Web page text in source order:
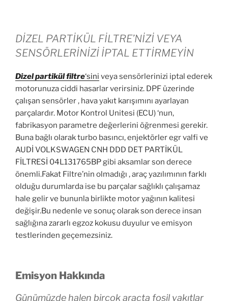
DİZEL PARTİKÜL FİLTRE’NİZİ VEYA
SENSÖRLERİNİZİ İPTAL ETTİRMEYİN
Dizel partikülfiltre‘sini veya sensörlerinizi iptal ederek
motorunuza ciddi hasarlar verirsiniz. DPF üzerinde
çalışan sensörler , hava yakıt karışımını ayarlayan
parçalardır. Motor Kontrol Unitesi (ECU) ‘nun,
fabrikasyon parametre değerlerini öğrenmesi gerekir.
Buna bağlı olarak turbo basıncı, enjektörler egr valfi ve
AUDİ VOLKSWAGEN CNH DDD DET PARTİKÜL
FİLTRESİ 04L131765BP gibi aksamlar son derece
önemli.Fakat Filtre’nin olmadığı , araç yazılımının farklı
olduğu durumlarda ise bu parçalar sağlıklı çalışamaz
hale gelir ve bununla birlikte motor yağının kalitesi
değişir.Bu nedenle ve sonuç olarak son derece insan
sağlığına zararlı egzoz kokusu duyulur ve emisyon
testlerinden geçemezsiniz.
Emisyon Hakkında
Günümüzde halen birçok araçta fosil yakıtlar